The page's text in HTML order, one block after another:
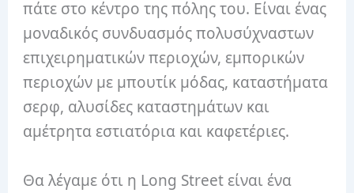
πάτε στο κέντρο της πόλης του. Είναι ένας
μοναδικός συνδυασμός πολυσύχναστων
επιχειρηματικών περιοχών, εμπορικών
περιοχών με μπουτίκ μόδας, καταστήματα
σερφ, αλυσίδες καταστημάτων και
αμέτρητα εστιατόρια και καφετέριες.
Θα λέγαμε ότι η Long Street είναι ένα